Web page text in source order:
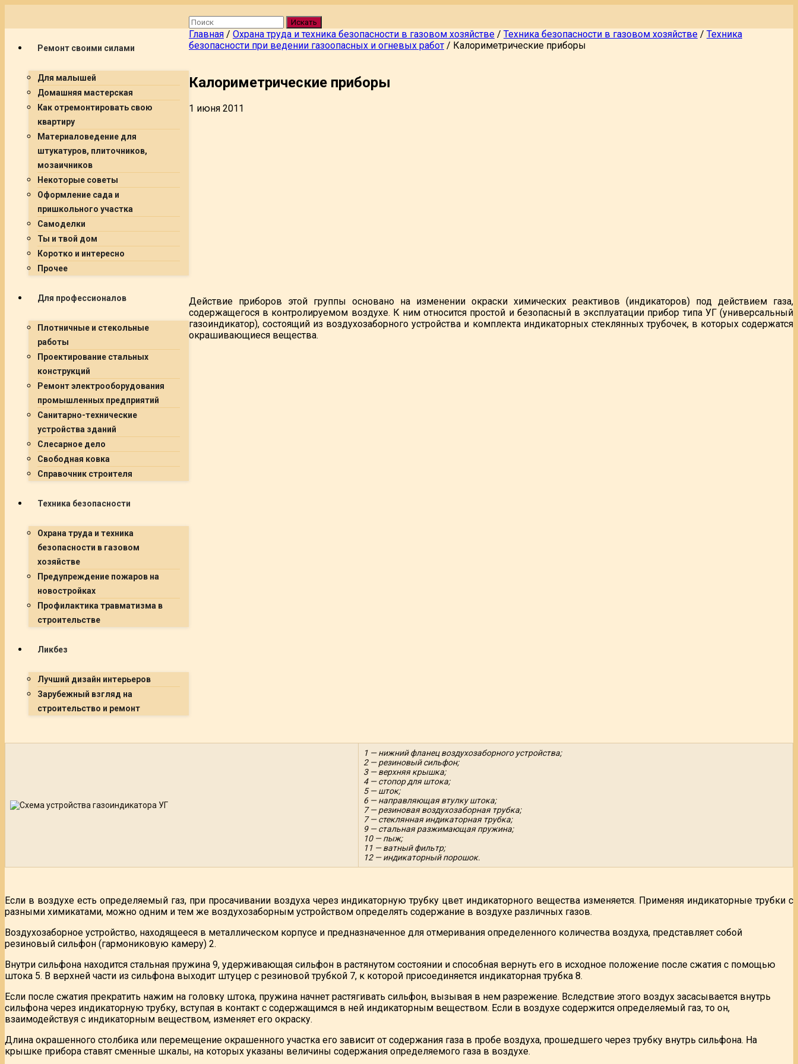
Ремонт своими силами
Для малышей
Домашняя мастерская
Как отремонтировать свою
квартиру
Материаловедение для
штукатуров, плиточников,
мозаичников
Некоторые советы
Оформление сада и
пришкольного участка
Самоделки
Ты и твой дом
Коротко и интересно
Прочее
Для профессионалов
Плотничные и стекольные
работы
Проектирование стальных
конструкций
Ремонт электрооборудования
промышленных предприятий
Санитарно-технические
устройства зданий
Слесарное дело
Свободная ковка
Справочник строителя
Техника безопасности
Охрана труда и техника
безопасности в газовом
хозяйстве
Предупреждение пожаров на
новостройках
Профилактика травматизма в
строительстве
Ликбез
Лучший дизайн интерьеров
Зарубежный взгляд на
строительство и ремонт
Искать
Главная / Охрана труда и техника безопасности в газовом хозяйстве / Техника безопасности в газовом хозяйстве / Техника
безопасности при ведении газоопасных и огневых работ / Калориметрические приборы
Калориметрические приборы
1 июня 2011
Действие приборов этой группы основано на изменении окраски химических реактивов (индикаторов) под действием газа,
содержащегося в контролируемом воздухе. К ним относится простой и безопасный в эксплуатации прибор типа УГ (универсальный
газоиндикатор), состоящий из воздухозаборного устройства и комплекта индикаторных стеклянных трубочек, в которых содержатся
окрашивающиеся вещества.
1 — нижний фланец воздухозаборного устройства;
2 — резиновый сильфон;
3 — верхняя крышка;
4 — стопор для штока;
5 — шток;
6 — направляющая втулку штока;
7 — резиновая воздухозаборная трубка;
7 — стеклянная индикаторная трубка;
9 — стальная разжимающая пружина;
10 — пыж;
11 — ватный фильтр;
12 — индикаторный порошок.
Если в воздухе есть определяемый газ, при просачивании воздуха через индикаторную трубку цвет индикаторного вещества изменяется. Применяя индикаторные трубки с
разными химикатами, можно одним и тем же воздухозаборным устройством определять содержание в воздухе различных газов.
Воздухозаборное устройство, находящееся в металлическом корпусе и предназначенное для отмеривания определенного количества воздуха, представляет собой
резиновый сильфон (гармониковую камеру) 2.
Внутри сильфона находится стальная пружина 9, удерживающая сильфон в растянутом состоянии и способная вернуть его в исходное положение после сжатия с помощью
штока 5. В верхней части из сильфона выходит штуцер с резиновой трубкой 7, к которой присоединяется индикаторная трубка 8.
Если после сжатия прекратить нажим на головку штока, пружина начнет растягивать сильфон, вызывая в нем разрежение. Вследствие этого воздух засасывается внутрь
сильфона через индикаторную трубку, вступая в контакт с содержащимся в ней индикаторным веществом. Если в воздухе содержится определяемый газ, то он,
взаимодействуя с индикаторным веществом, изменяет его окраску.
Длина окрашенного столбика или перемещение окрашенного участка его зависит от содержания газа в пробе воздуха, прошедшего через трубку внутрь сильфона. На
крышке прибора ставят сменные шкалы, на которых указаны величины содержания определяемого газа в воздухе.